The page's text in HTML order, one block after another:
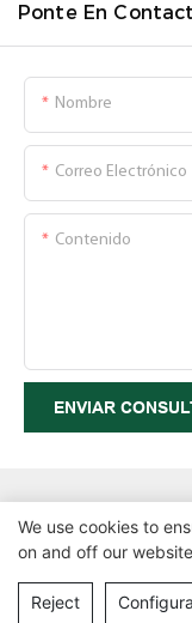
Ponte En
Nombre
Correo Electrónico
Contenido
ENVIAR
Copyright © 2026
Ltd. |
We use cookies to
on and off our
Reject